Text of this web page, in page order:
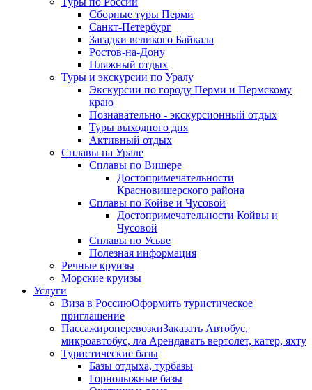
Сборные туры Перми
Санкт-Петербург
Загадки великого Байкала
Ростов-на-Дону
Пляжный отдых
Туры и экскурсии по Уралу
Экскурсии по городу Перми и Пермскому
краю
Познавательно - экскурсионный отдых
Туры выходного дня
Активный отдых
Сплавы на Урале
Сплавы по Вишере
Достопримечательности
Красновишерского района
Сплавы по Койве и Чусовой
Достопримечательности Койвы и
Чусовой
Сплавы по Усьве
Полезная информация
Речные круизы
Морские круизы
Услуги
Виза в РоссиюОформить туристическое
приглашение
ПассажироперевозкиЗаказать Автобус,
микроавтобус, л/а Арендавать вертолет, катер, яхту
Туристические базы
Базы отдыха, турбазы
Горнолыжные базы